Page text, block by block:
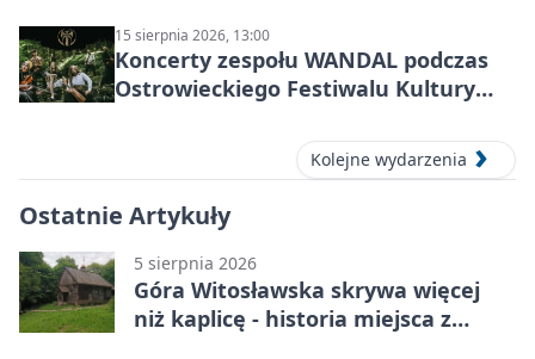
15 sierpnia 2026, 13:00
Koncerty zespołu WANDAL podczas
Ostrowieckiego Festiwalu Kultury
Kolejne wydarzenia
Ostatnie Artykuły
5 sierpnia 2026
Góra Witosławska skrywa więcej
niż kaplicę - historia miejsca z